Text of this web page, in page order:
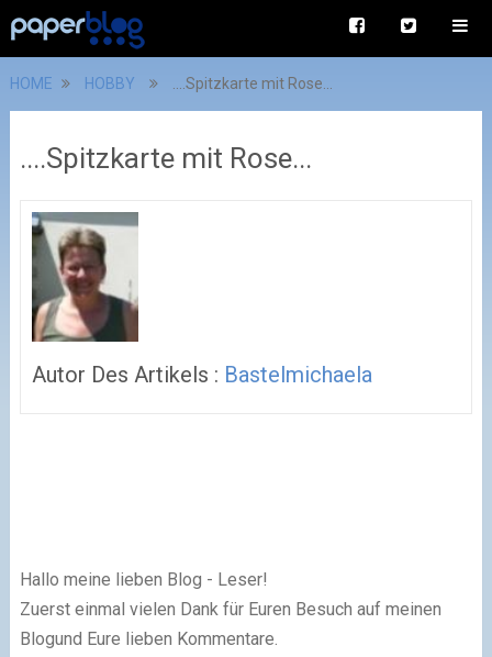
HOME HOBBY ....Spitzkarte mit Rose...
....Spitzkarte mit Rose...
Autor Des Artikels : Bastelmichaela
Hallo meine lieben Blog - Leser!
Zuerst einmal vielen Dank für Euren Besuch auf meinen
Blogund Eure lieben Kommentare.